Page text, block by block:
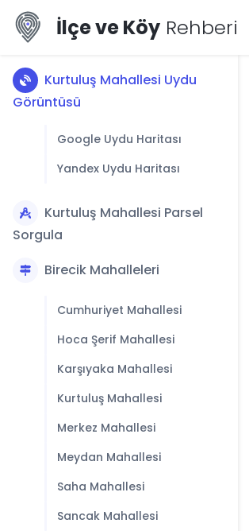
İlçe ve Köy Rehberi
Kurtuluş Mahallesi Uydu
Görüntüsü
Google Uydu Haritası
Yandex Uydu Haritası
Kurtuluş Mahallesi Parsel
Sorgula
Birecik Mahalleleri
Cumhuriyet Mahallesi
Hoca Şerif Mahallesi
Karşıyaka Mahallesi
Kurtuluş Mahallesi
Merkez Mahallesi
Meydan Mahallesi
Saha Mahallesi
Sancak Mahallesi